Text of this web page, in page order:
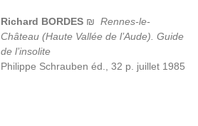
Richard BORDES ₪Rennes-le-
Château (Haute Vallée de l’Aude). Guide
de l’insolite
Philippe Schrauben éd., 32 p. juillet 1985